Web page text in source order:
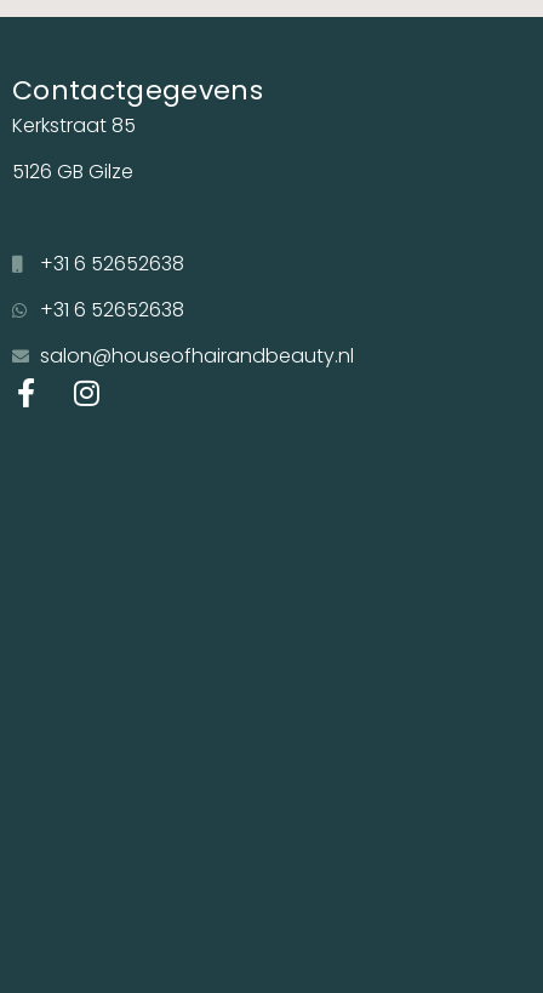
Contactgegevens
Kerkstraat 85
5126 GB Gilze
+31 6 52652638
+31 6 52652638
salon@houseofhairandbeauty.nl